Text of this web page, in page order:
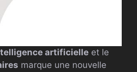
artificielle et le
marque une nouvelle